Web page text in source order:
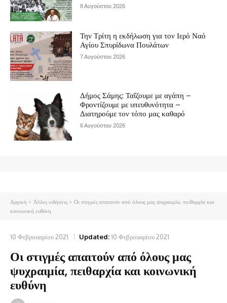
8 Αυγούστου 2026
Την Τρίτη η εκδήλωση για τον Ιερό Ναό
Αγίου Σπυρίδωνα Πουλάτων
7 Αυγούστου 2026
Δήμος Σάμης: Ταΐζουμε με αγάπη –
Φροντίζουμε με υπευθυνότητα –
Διατηρούμε τον τόπο μας καθαρό
6 Αυγούστου 2026